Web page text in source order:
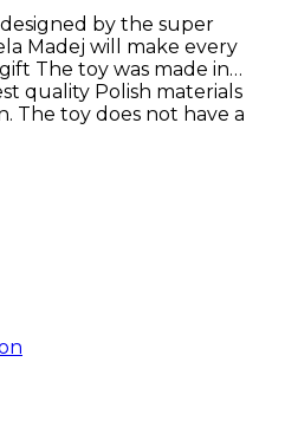
by the super
Madej will make every
The toy was made in
quality Polish materials
The toy does not have a